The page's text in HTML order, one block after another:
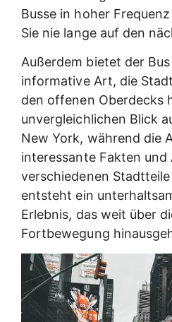
Busse in hoher
Sie nie lange auf den
Außerdem bietet der
informative Art, die
den offenen Oberdecks
unvergleichlichen Blick
New York, während die
interessante Fakten
verschiedenen
entsteht ein
Erlebnis, das weit über
Fortbewegung